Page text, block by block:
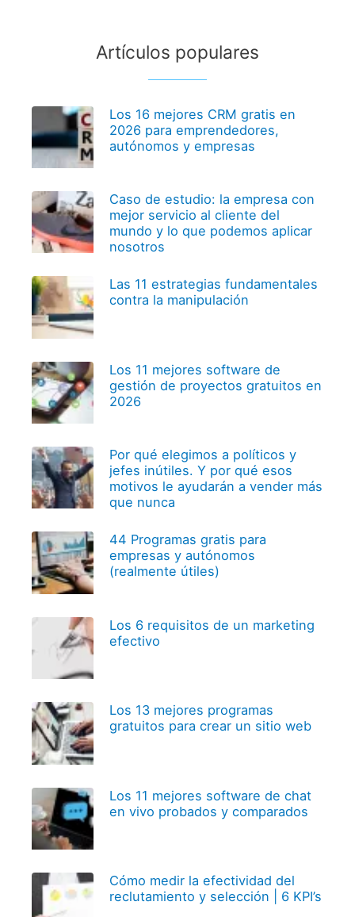
Artículos populares
Los 16 mejores CRM gratis en
2026 para emprendedores,
autónomos y empresas
Caso de estudio: la empresa con
mejor servicio al cliente del
mundo y lo que podemos aplicar
nosotros
Las 11 estrategias fundamentales
contra la manipulación
Los 11 mejores software de
gestión de proyectos gratuitos en
2026
Por qué elegimos a políticos y
jefes inútiles. Y por qué esos
motivos le ayudarán a vender más
que nunca
44 Programas gratis para
empresas y autónomos
(realmente útiles)
Los 6 requisitos de un marketing
efectivo
Los 13 mejores programas
gratuitos para crear un sitio web
Los 11 mejores software de chat
en vivo probados y comparados
Cómo medir la efectividad del
reclutamiento y selección | 6 KPI’s